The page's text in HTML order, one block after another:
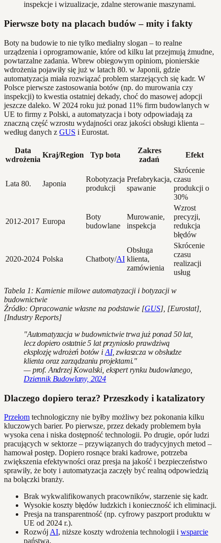
inspekcje i wizualizacje, zdalne sterowanie maszynami.
Pierwsze boty na placach budów – mity i fakty
Boty na budowie to nie tylko medialny slogan – to realne
urządzenia i oprogramowanie, które od kilku lat przejmują żmudne,
powtarzalne zadania. Wbrew obiegowym opiniom, pionierskie
wdrożenia pojawiły się już w latach 80. w Japonii, gdzie
automatyzacja miała rozwiązać problem starzejących się kadr. W
Polsce pierwsze zastosowania botów (np. do murowania czy
inspekcji) to kwestia ostatniej dekady, choć do masowej adopcji
jeszcze daleko. W 2024 roku już ponad 11% firm budowlanych w
UE to firmy z Polski, a automatyzacja i boty odpowiadają za
znaczną część wzrostu wydajności oraz jakości obsługi klienta –
według danych z GUS i Eurostat.
Data
wdrożenia
Kraj/Region Typ bota
Zakres
zadań
Efekt
Lata 80. Japonia
Robotyzacja
produkcji
Prefabrykacja,
spawanie
Skrócenie
czasu
produkcji o
30%
2012-2017 Europa
Boty
budowlane
Murowanie,
inspekcja
Wzrost
precyzji,
redukcja
błędów
2020-2024 Polska Chatboty/AI
Obsługa
klienta,
zamówienia
Skrócenie
czasu
realizacji
usług
Tabela 1: Kamienie milowe automatyzacji i botyzacji w
budownictwie
Źródło: Opracowanie własne na podstawie [GUS], [Eurostat],
[Industry Reports]
"Automatyzacja w budownictwie trwa już ponad 50 lat,
lecz dopiero ostatnie 5 lat przyniosło prawdziwą
eksplozję wdrożeń botów i AI, zwłaszcza w obsłudze
klienta oraz zarządzaniu projektami."
— prof. Andrzej Kowalski, ekspert rynku budowlanego,
Dziennik Budowlany, 2024
Dlaczego dopiero teraz? Przeszkody i katalizatory
Przełom technologiczny nie byłby możliwy bez pokonania kilku
kluczowych barier. Po pierwsze, przez dekady problemem była
wysoka cena i niska dostępność technologii. Po drugie, opór ludzi
pracujących w sektorze – przywiązanych do tradycyjnych metod –
hamował postęp. Dopiero rosnące braki kadrowe, potrzeba
zwiększenia efektywności oraz presja na jakość i bezpieczeństwo
sprawiły, że boty i automatyzacja zaczęły być realną odpowiedzią
na bolączki branży.
Brak wykwalifikowanych pracowników, starzenie się kadr.
Wysokie koszty błędów ludzkich i konieczność ich eliminacji.
Presja na transparentność (np. cyfrowy paszport produktu w
UE od 2024 r.).
Rozwój AI, niższe koszty wdrożenia technologii i wsparcie
państwa.